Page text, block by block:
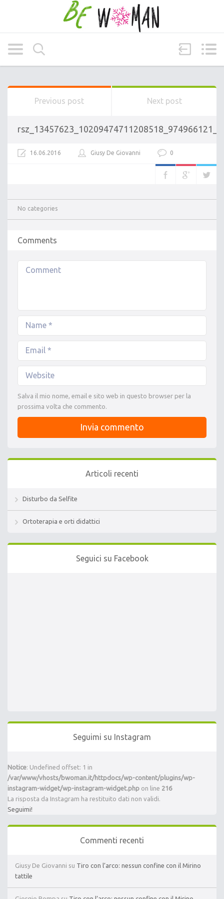
Previous post Next post
rsz_13457623_10209474711208518_974966121_n
16.06.2016 Giusy De Giovanni 0
No categories
Comments
Salva il mio nome, email e sito web in questo browser per la
prossima volta che commento.
Articoli recenti
Disturbo da Selfite
Ortoterapia e orti didattici
Seguici su Facebook
Seguimi su Instagram
Notice: Undefined offset: 1 in
/var/www/vhosts/bwoman.it/httpdocs/wp-content/plugins/wp-
instagram-widget/wp-instagram-widget.php on line 216
La risposta da Instagram ha restituito dati non validi.
Seguimi!
Commenti recenti
Giusy De Giovanni su Tiro con l’arco: nessun confine con il Mirino
tattile